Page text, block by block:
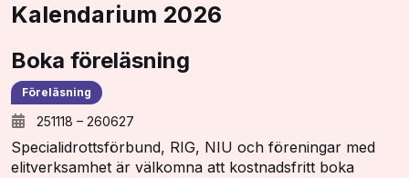
Kalendarium 2026
Boka föreläsning
Föreläsning
251118 – 260627
Specialidrottsförbund, RIG, NIU och föreningar med
elitverksamhet är välkomna att kostnadsfritt boka